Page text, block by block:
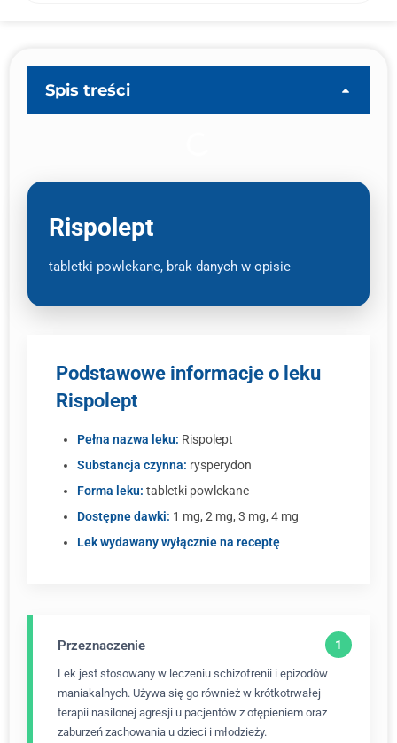
Spis treści
Rispolept
tabletki powlekane, brak danych w opisie
Podstawowe informacje o leku
Rispolept
Pełna nazwa leku: Rispolept
Substancja czynna: rysperydon
Forma leku: tabletki powlekane
Dostępne dawki: 1 mg, 2 mg, 3 mg, 4 mg
Lek wydawany wyłącznie na receptę
Przeznaczenie
Lek jest stosowany w leczeniu schizofrenii i epizodów
maniakalnych. Używa się go również w krótkotrwałej
terapii nasilonej agresji u pacjentów z otępieniem oraz
zaburzeń zachowania u dzieci i młodzieży.